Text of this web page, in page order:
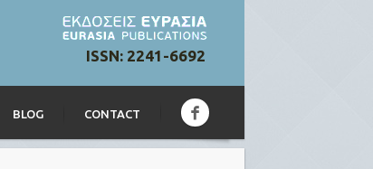
ISSN: 2241-6692
BLOG CONTACT